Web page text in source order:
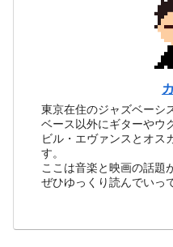
東京在住のジャズベーシ
ベース以外にギターやウ
ビル・エヴァンスとオス
す。
ここは音楽と映画の話題
ぜひゆっくり読んでいっ